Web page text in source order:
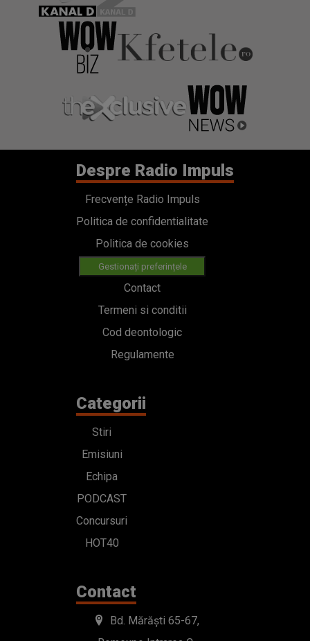
Despre Radio Impuls
Frecvențe Radio Impuls
Politica de confidentialitate
Politica de cookies
Gestionați preferințele
Contact
Termeni si conditii
Cod deontologic
Regulamente
Categorii
Stiri
Emisiuni
Echipa
PODCAST
Concursuri
HOT40
Contact
Bd. Mărăști 65-67,